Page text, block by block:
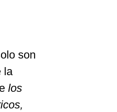
son
la
los